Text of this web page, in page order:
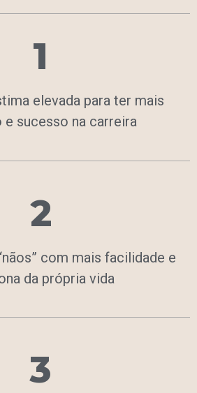
1
elevada para ter mais
e sucesso na carreira
2
com mais facilidade e
da própria vida
3